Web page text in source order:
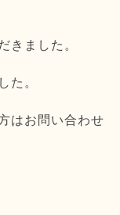
きました。
た。
はお問い合わせ